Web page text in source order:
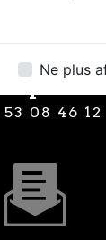
Ne plus
53 08 46 12